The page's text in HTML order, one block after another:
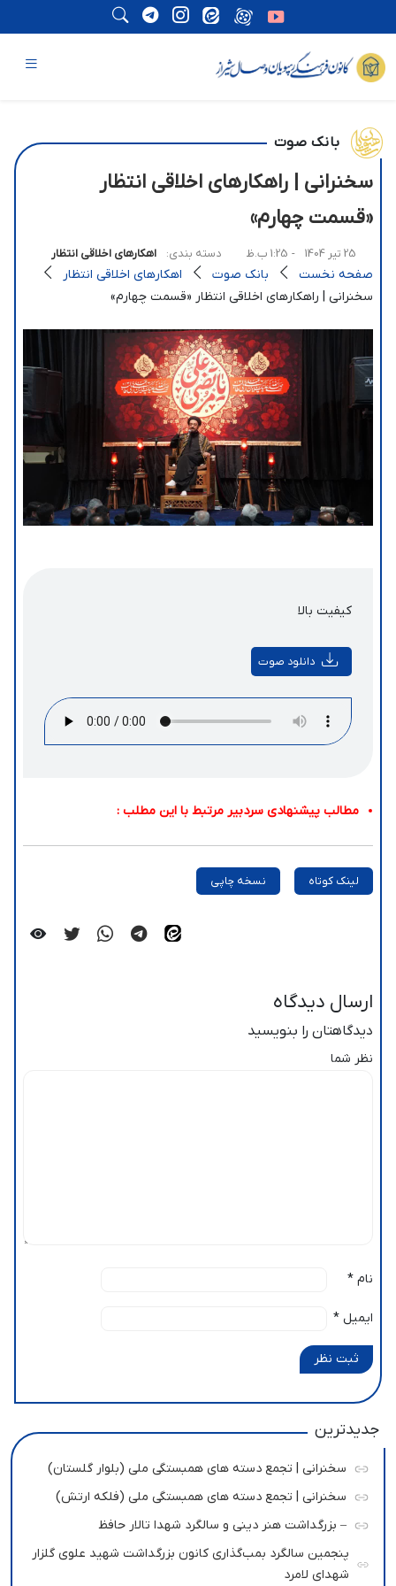
بانک صوت
سخنرانی | راهکارهای اخلاقی انتظار
«قسمت چهارم»
25 تیر 1404 - 1:25 ب.ظ دسته بندی: اهکارهای اخلاقی انتظار
صفحه نخست بانک صوت
اهکارهای اخلاقی انتظار
سخنرانی | راهکارهای اخلاقی انتظار «قسمت چهارم»
کیفیت بالا
دانلود صوت
مطالب پیشنهادی سردبیر مرتبط با این مطلب :
لینک کوتاه نسخه چاپی
ارسال دیدگاه
دیدگاهتان را بنویسید
نظر شما
نام *
ایمیل *
ثبت نظر
جدیدترین
سخنرانی | تجمع دسته های همبستگی ملی (بلوار گلستان)
سخنرانی | تجمع دسته های همبستگی ملی (فلکه ارتش)
– بزرگداشت هنر دینی و سالگرد شهدا تالار حافظ
پنجمین سالگرد بمب‌گذاری کانون بزرگداشت شهید علوی گلزار
شهدای لامرد